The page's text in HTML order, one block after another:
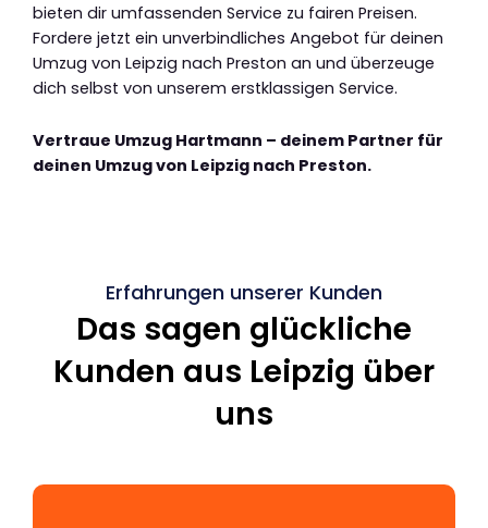
bieten dir umfassenden Service zu fairen Preisen.
Fordere jetzt ein unverbindliches Angebot für deinen
Umzug von Leipzig nach Preston an und überzeuge
dich selbst von unserem erstklassigen Service.
Vertraue Umzug Hartmann – deinem Partner für
deinen Umzug von Leipzig nach Preston.
Erfahrungen unserer Kunden
Das sagen glückliche
Kunden aus Leipzig über
uns